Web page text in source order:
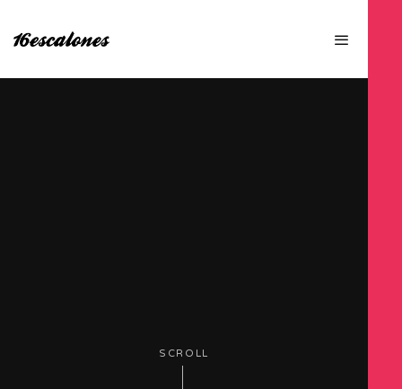
SCROLL